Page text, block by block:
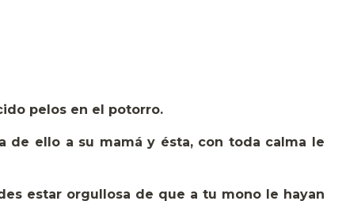
pelos en el potorro.
de ello a su mamá y ésta, con toda calma le
estar orgullosa de que a tu mono le hayan